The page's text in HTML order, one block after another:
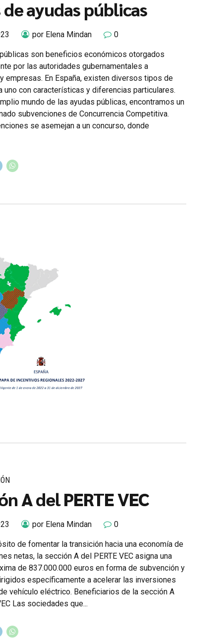
ayudas públicas
por Elena Mindan 0
son beneficios económicos otorgados
por las autoridades gubernamentales a
empresas. En España, existen diversos tipos de
uno con características y diferencias particulares.
mundo de las ayudas públicas, encontramos un
subvenciones de Concurrencia Competitiva.
se asemejan a un concurso, donde
A del PERTE VEC
por Elena Mindan 0
de fomentar la transición hacia una economía de
netas, la sección A del PERTE VEC asigna una
de 837.000.000 euros en forma de subvención y
específicamente a acelerar las inversiones
vehículo eléctrico. Beneficiarios de la sección A
Las sociedades que...